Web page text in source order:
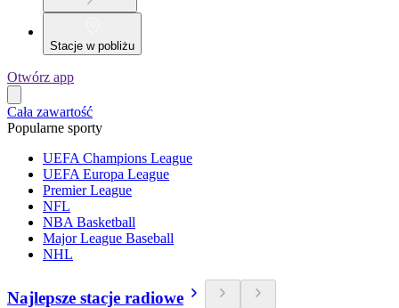
Stacje w pobliżu
Otwórz app
Cała zawartość
Popularne sporty
UEFA Champions League
UEFA Europa League
Premier League
NFL
NBA Basketball
Major League Baseball
NHL
Najlepsze stacje radiowe